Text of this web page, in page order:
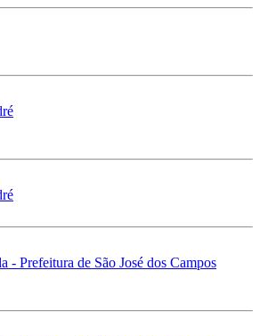
- Prefeitura de São José dos Campos